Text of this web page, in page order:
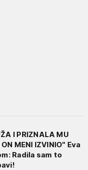
I PRIZNALA MU
MENI IZVINIO" Eva
Radila sam to